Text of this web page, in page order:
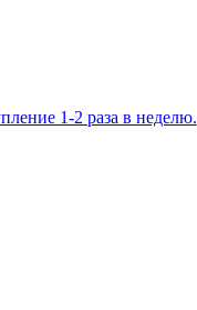
1-2 раза в неделю.